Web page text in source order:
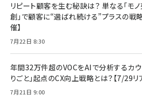
リピート顧客を生む秘訣は？ 単なる「モノ
創」で顧客に“選ばれ続ける”プラスの戦
催】
7月22日 8:30
年間32万件超のVOCをAIで分析するカウ
りごと」起点のCX向上戦略とは？【7/29リ
7月21日 9:00